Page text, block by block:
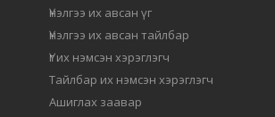
Үнэлгээ их авсан үг
Үнэлгээ их авсан тайлбар
Үг их нэмсэн хэрэглэгч
Тайлбар их нэмсэн хэрэглэгч
Ашиглах заавар